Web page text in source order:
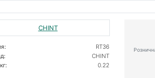
CHINT
RT36
CHINT
0.22